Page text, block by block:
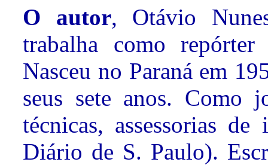
O autor, Otávio
trabalha como
Nasceu no Paraná em
seus sete anos. Como
técnicas, assessorias
Diário de S. Paulo).